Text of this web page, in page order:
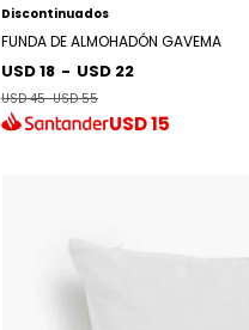
Discontinuados
FUNDA DE ALMOHADÓN GAVEMA
USD 18 - USD 22
USD 45-USD 55
USD15